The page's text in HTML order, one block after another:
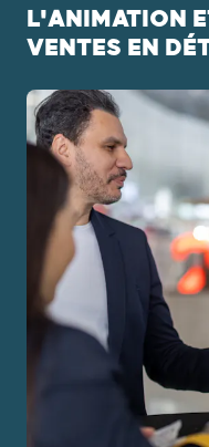
L'ANIMATION
VENTES EN